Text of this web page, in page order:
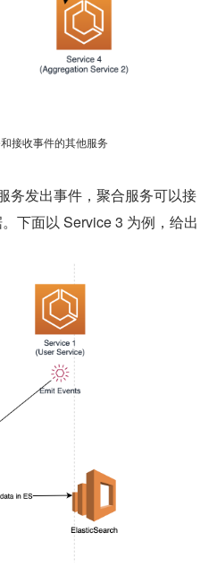
接收事件的其他服务
务发出事件，聚合服务可以接
下面以 Service 3 为例，给出